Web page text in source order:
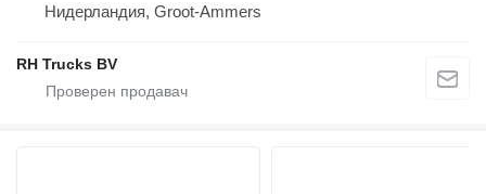
Нидерландия, Groot-Ammers
RH Trucks BV